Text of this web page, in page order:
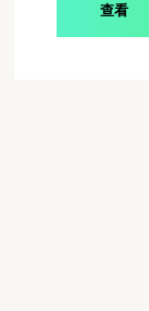
查看